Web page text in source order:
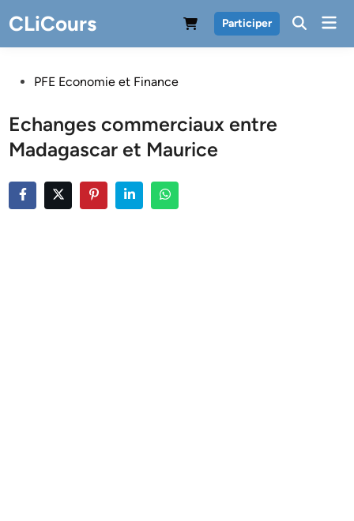
to
content
CLiCours Participer
PostedPFE Economie et Finance
Echanges commerciaux entre
Madagascar et Maurice